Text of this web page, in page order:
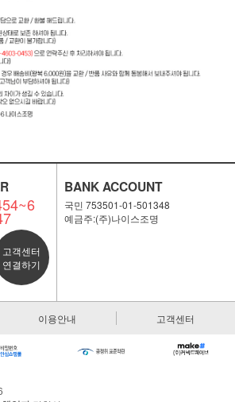
고객센터
연결하기
BANK ACCOUNT
국민 753501-01-501348
예금주:(주)나이스조명
이용안내 고객센터